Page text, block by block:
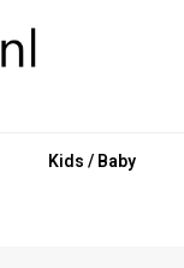
Kids / Baby